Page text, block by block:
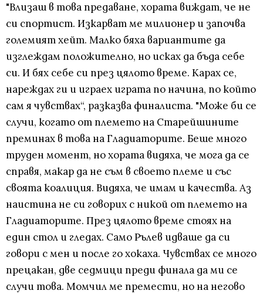
"Влизаш в това предаване, хората виждат, че не
си спортист. Изкарват ме милионер и започва
големият хейт. Малко бяха вариантите да
изглеждам положително, но исках да бъда себе
си. И бях себе си през цялото време. Карах се,
нареждах ги и играех играта по начина, по който
сам я чувствах“, разказва финалиста. "Може би се
случи, когато от племето на Старейшините
преминах в това на Гладиаторите. Беше много
труден момент, но хората видяха, че мога да се
справя, макар да не съм в своето племе и със
своята коалиция. Видяха, че имам и качества. Аз
наистина не си говорих с никой от племето на
Гладиаторите. През цялото време стоях на
един стол и гледах. Само Рълев идваше да си
говори с мен и после го хокаха. Чувствах се много
прецакан, две седмици преди финала да ми се
случи това. Момчил ме премести, но на негово